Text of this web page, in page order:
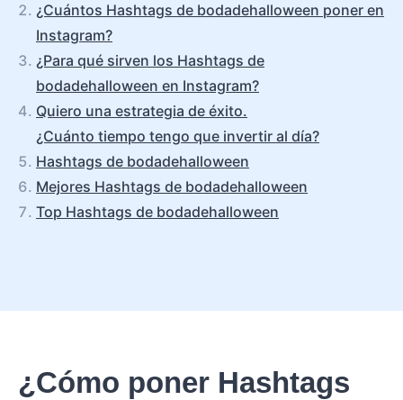
¿Cuántos Hashtags de bodadehalloween poner en
Instagram?
¿Para qué sirven los Hashtags de
bodadehalloween en Instagram?
Quiero una estrategia de éxito.
¿Cuánto tiempo tengo que invertir al día?
Hashtags de bodadehalloween
Mejores Hashtags de bodadehalloween
Top Hashtags de bodadehalloween
¿Cómo poner Hashtags